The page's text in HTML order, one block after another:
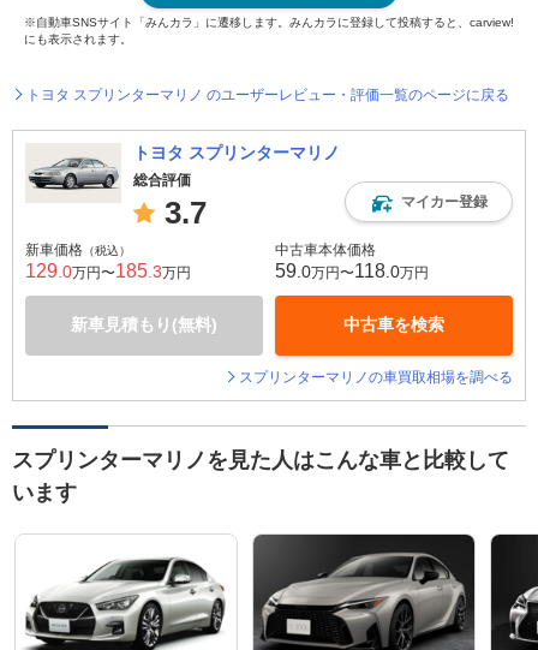
※自動車SNSサイト「みんカラ」に遷移します。みんカラに登録して投稿すると、carview!
にも表示されます。
トヨタ スプリンターマリノ のユーザーレビュー・評価一覧のページに戻る
トヨタ スプリンターマリノ
総合評価
3.7 マイカー登録
新車価格 （税込）
129 .0万円〜185 .3万円
新車見積もり(無料)
中古車本体価格
59 .0万円〜118 .0万円
中古車を検索
スプリンターマリノの車買取相場を調べる
スプリンターマリノを見た人はこんな車と比較して
います